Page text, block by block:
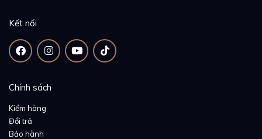
này, bộ máy automatic 2236 tiên tiến được thương
hiệu ra mắt vào năm 2014 có khả năng vận hành ổn
Kết nối
Chính sách
Kiểm hàng
Đổi trả
Bảo hành